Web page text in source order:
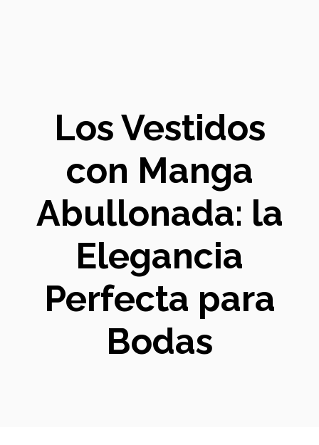
Los Vestidos
con Manga
Abullonada: la
Elegancia
Perfecta para
Bodas